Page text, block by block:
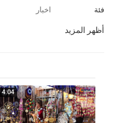
فئة اخبار
أظهر المزيد
4:04